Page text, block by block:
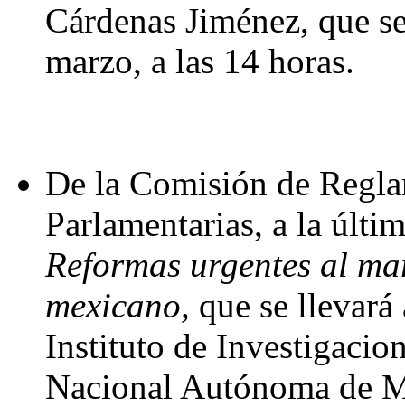
Cárdenas Jiménez, que
marzo, a las 14 horas.
De la Comisión de
Parlamentarias, a la
Reformas urgentes al
mexicano, que se
Instituto de
Nacional Autónoma de